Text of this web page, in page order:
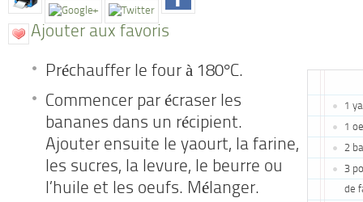
Ajouter aux favoris
1
1
2
3
de
Préchauffer le four à 180°C.
Commencer par écraser les
bananes dans un récipient.
Ajouter ensuite le yaourt, la farine,
les sucres, la levure, le beurre ou
l’huile et les oeufs. Mélanger.